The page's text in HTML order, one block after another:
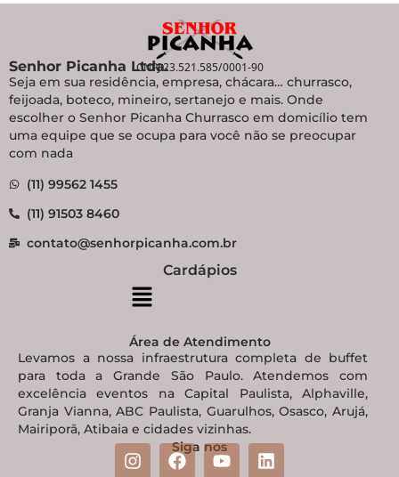
Senhor Picanha Ltda.CNPJ 23.521.585/0001-90
Seja em sua residência, empresa, chácara… churrasco,
feijoada, boteco, mineiro, sertanejo e mais. Onde
escolher o Senhor Picanha Churrasco em domicílio tem
uma equipe que se ocupa para você não se preocupar
com nada
(11) 99562 1455
(11) 91503 8460
contato@senhorpicanha.com.br
Cardápios
Área de Atendimento
Levamos a nossa infraestrutura completa de buffet
para toda a Grande São Paulo. Atendemos com
excelência eventos na Capital Paulista, Alphaville,
Granja Vianna, ABC Paulista, Guarulhos, Osasco, Arujá,
Mairiporã, Atibaia e cidades vizinhas.
Siga nos